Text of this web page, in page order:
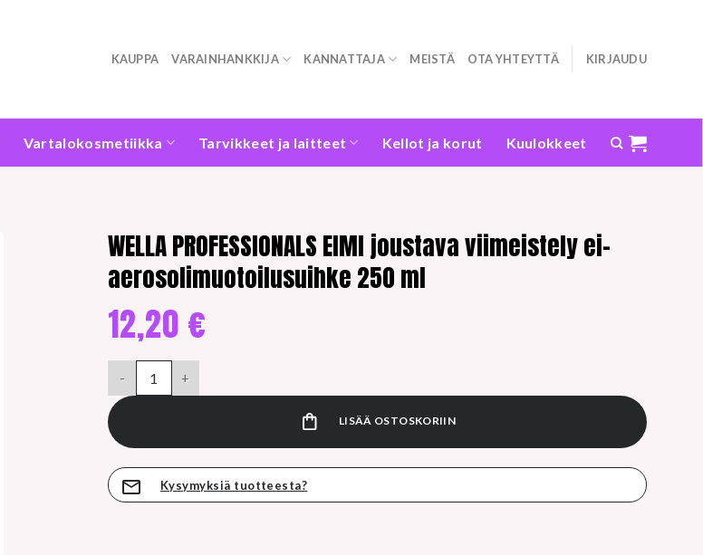
KAUPPA VARAINHANKKIJA KANNATTAJA MEISTÄ OTA YHTEYTTÄ KIRJAUDU
Vartalokosmetiikka Tarvikkeet ja laitteet Kellot ja korut Kuulokkeet
WELLA PROFESSIONALS EIMI joustava viimeistely ei-
aerosolimuotoilusuihke 250 ml
12,20 €
LISÄÄ OSTOSKORIIN
Kysymyksiä tuotteesta?